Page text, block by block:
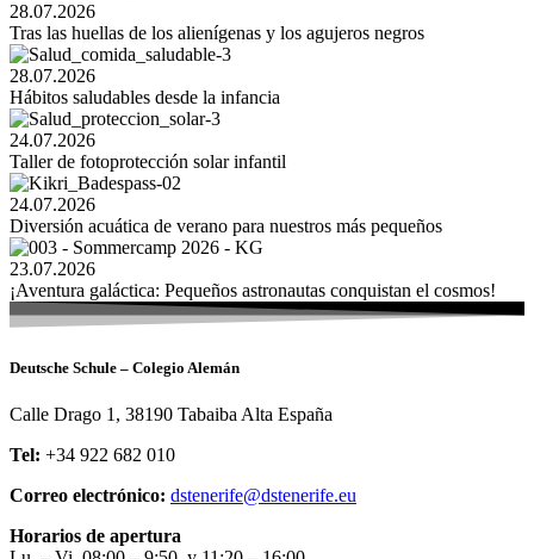
28.07.2026
Tras las huellas de los alienígenas y los agujeros negros
28.07.2026
Hábitos saludables desde la infancia
24.07.2026
Taller de fotoprotección solar infantil
24.07.2026
Diversión acuática de verano para nuestros más pequeños
23.07.2026
¡Aventura galáctica: Pequeños astronautas conquistan el cosmos!
Deutsche Schule – Colegio Alemán
Calle Drago 1, 38190 Tabaiba Alta España
Tel: +34 922 682 010
Correo electrónico: dstenerife@dstenerife.eu
Horarios de apertura